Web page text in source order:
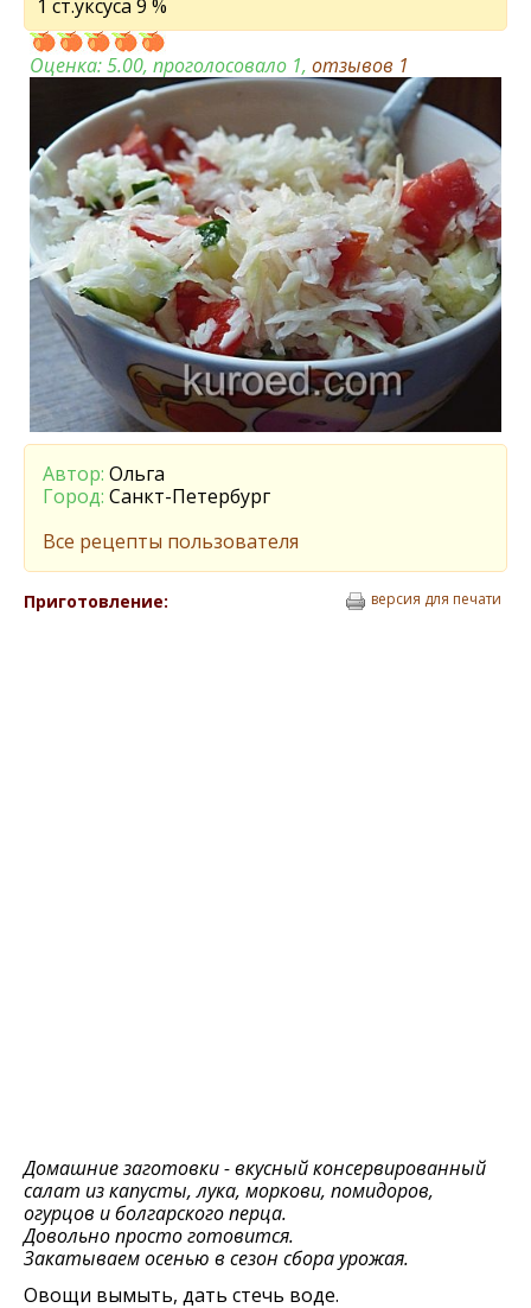
1 ст.уксуса 9 %
Оценка:5.00, проголосовало 1, отзывов 1
Автор: Ольга
Город: Санкт-Петербург
Все рецепты пользователя
Приготовление: версия для печати
Домашние заготовки - вкусный консервированный
салат из капусты, лука, моркови, помидоров,
огурцов и болгарского перца.
Довольно просто готовится.
Закатываем осенью в сезон сбора урожая.
Овощи вымыть, дать стечь воде.